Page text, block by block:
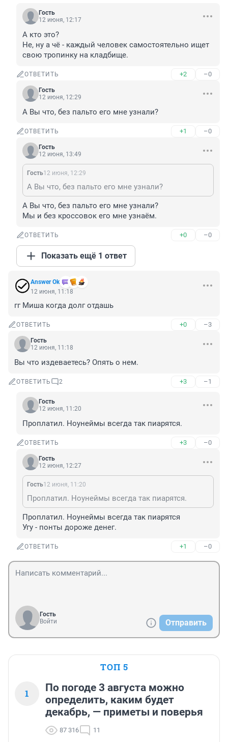
Гость
12 июня, 12:17
А кто это?
Не, ну а чё - каждый человек самостоятельно ищет
свою тропинку на кладбище.
ОТВЕТИТЬ +2 –0
Гость
12 июня, 12:29
А Вы что, без пальто его мне узнали?
ОТВЕТИТЬ +1 –0
Гость
12 июня, 13:49
Гость12 июня, 12:29
А Вы что, без пальто его мне узнали?
А Вы что, без пальто его мне узнали?
Мы и без кроссовок его мне узнаём.
ОТВЕТИТЬ +0 –0
Показать ещё 1 ответ
Answer Ok
12 июня, 11:18
гг Миша когда долг отдашь
ОТВЕТИТЬ +0 –3
Гость
12 июня, 11:18
Вы что издеваетесь? Опять о нем.
ОТВЕТИТЬ 2 +3 –1
Гость
12 июня, 11:20
Проплатил. Ноунеймы всегда так пиарятся.
ОТВЕТИТЬ +3 –0
Гость
12 июня, 12:27
Гость12 июня, 11:20
Проплатил. Ноунеймы всегда так пиарятся.
Проплатил. Ноунеймы всегда так пиарятся
Угу - понты дороже денег.
ОТВЕТИТЬ +1 –0
Гость
Войти
Отправить
ТОП 5
1
По погоде 3 августа можно
определить, каким будет
декабрь, — приметы и поверья
87 316 11